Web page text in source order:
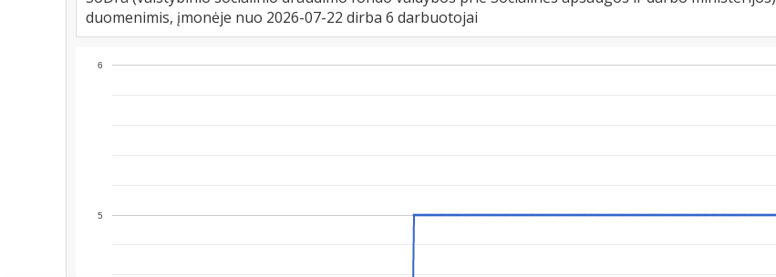
duomenimis, įmonėje nuo 2026-07-22 dirba 6 darbuotojai
5
6